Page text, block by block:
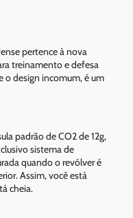
pertence à nova
treinamento e defesa
o design incomum, é um
padrão de CO2 de 12g,
sistema de
quando o revólver é
Assim, você está
cheia.